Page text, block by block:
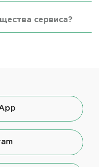
сервиса?